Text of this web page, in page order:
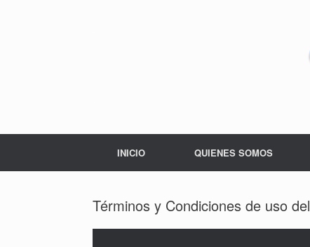
INICIO QUIENES SOMOS
Términos y Condiciones de uso